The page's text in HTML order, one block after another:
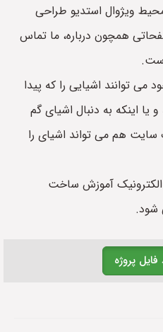
ویژوال استدیو طراحی
همچون درباره، ما تماس
می توانند اشیایی را که پیدا
یا اینکه به دنبال اشیای گم
هم می تواند اشیای را
آموزش ساخت
شود.
فایل پروژه